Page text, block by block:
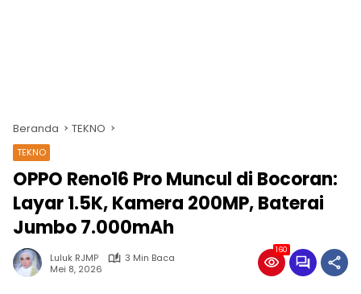
Beranda TEKNO
TEKNO
OPPO Reno16 Pro Muncul di Bocoran:
Layar 1.5K, Kamera 200MP, Baterai
Jumbo 7.000mAh
Luluk RJMP
3 Min Baca
Mei 8, 2026
160